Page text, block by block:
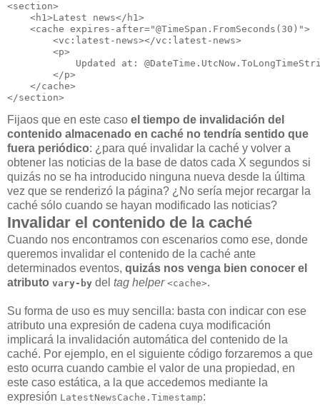
<section>
    <h1>Latest news</h1>
    <cache expires-after="@TimeSpan.FromSeconds(30)">
        <vc:latest-news></vc:latest-news>
        <p>
Updated at:
        </p>
    </cache>
Fijaos que en este caso el tiempo de invalidación del
contenido almacenado en caché no tendría sentido que
fuera periódico: ¿para qué invalidar la caché y volver a
obtener las noticias de la base de datos cada X segundos si
quizás no se ha introducido ninguna nueva desde la última
vez que se renderizó la página? ¿No sería mejor recargar la
caché sólo cuando se hayan modificado las noticias?
Invalidar el contenido de la caché
Cuando nos encontramos con escenarios como ese, donde
queremos invalidar el contenido de la caché ante
determinados eventos, quizás nos venga bien conocer el
atributo vary-by del tag helper <cache>.
Su forma de uso es muy sencilla: basta con indicar con ese
atributo una expresión de cadena cuya modificación
implicará la invalidación automática del contenido de la
caché. Por ejemplo, en el siguiente código forzaremos a que
esto ocurra cuando cambie el valor de una propiedad, en
este caso estática, a la que accedemos mediante la
expresión LatestNewsCache.Timestamp: